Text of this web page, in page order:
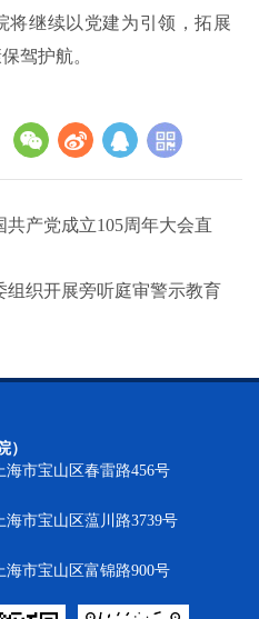
将继续以党建为引领，拓展
驾护航。
共产党成立105周年大会直
织开展旁听庭审警示教育
）
市宝山区春雷路456号
市宝山区蕰川路3739号
市宝山区富锦路900号